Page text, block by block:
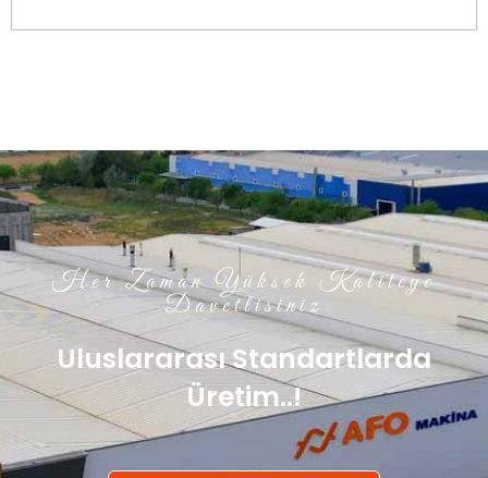
Her Zaman Yüksek Kaliteye
Davetlisiniz
Uluslararası Standartlarda
Üretim..!